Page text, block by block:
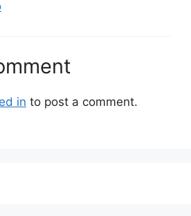
in to post a comment.